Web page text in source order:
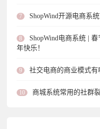
7 ShopWind开源电商系
8
ShopWind电商系统 |
年快乐！
9 社交电商的商业模式有
10 商城系统常用的社群